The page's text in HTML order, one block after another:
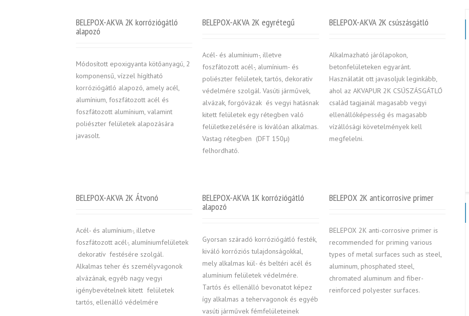
BELEPOX-AKVA 2K korróziógátló
alapozó
Módosított epoxigyanta kötőanyagú, 2
komponensű, vízzel hígítható
korróziógátló alapozó, amely acél,
alumínium, foszfátozott acél és
foszfátozott alumínium, valamint
poliészter felületek alapozására
javasolt.
BELEPOX-AKVA 2K egyrétegű
Acél- és alumínium-, illetve
foszfátozott acél-, alumínium- és
poliészter felületek, tartós, dekoratív
védelmére szolgál. Vasúti járművek,
alvázak, forgóvázak és vegyi hatásnak
kitett felületek egy rétegben való
felületkezelésére is kiválóan alkalmas.
Vastag rétegben (DFT 150µ)
felhordható.
BELEPOX-AKVA 2K csúszásgátló
Alkalmazható járólapokon,
betonfelületeken egyaránt.
Használatát ott javasoljuk leginkább,
ahol az AKVAPUR 2K CSÚSZÁSGÁTLÓ
család tagjainál magasabb vegyi
ellenállóképesség és magasabb
vízállósági követelmények kell
megfelelni.
BELEPOX-AKVA 2K Átvonó
Acél- és alumínium-, illetve
foszfátozott acél-, alumíniumfelületek
dekoratív festésére szolgál.
Alkalmas teher és személyvagonok
alvázának, egyéb nagy vegyi
igénybevételnek kitett felületek
tartós, ellenálló védelmére
BELEPOX-AKVA 1K korróziógátló
alapozó
Gyorsan száradó korróziógátló festék,
kiváló korróziós tulajdonságokkal,
mely alkalmas kül- és beltéri acél és
alumínium felületek védelmére.
Tartós és ellenálló bevonatot képez
így alkalmas a tehervagonok és egyéb
vasúti járművek fémfelületeinek
BELEPOX 2K anticorrosive primer
BELEPOX 2K anti-corrosive primer is
recommended for priming various
types of metal surfaces such as steel,
aluminum, phosphated steel,
chromated aluminum and fiber-
reinforced polyester surfaces.